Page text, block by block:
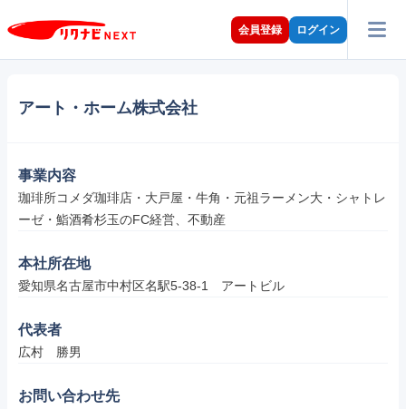
会員登録 ログイン
アート・ホーム株式会社
事業内容
珈琲所コメダ珈琲店・大戸屋・牛角・元祖ラーメン大・シャトレ
ーゼ・鮨酒肴杉玉のFC経営、不動産
本社所在地
愛知県名古屋市中村区名駅5-38-1　アートビル
代表者
広村　勝男
お問い合わせ先